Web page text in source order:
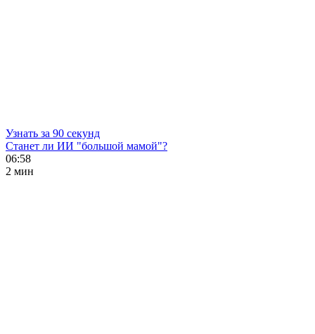
Узнать за 90 секунд
Станет ли ИИ "большой мамой"?
06:58
2 мин